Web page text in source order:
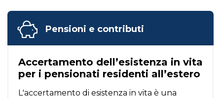
Pensioni e contributi
Accertamento dell’esistenza in vita
per i pensionati residenti all’estero
L'accertamento di esistenza in vita è una